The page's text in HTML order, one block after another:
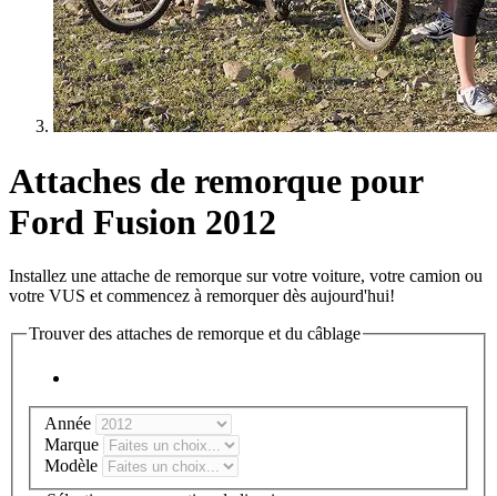
Attaches de remorque pour
Ford Fusion 2012
Installez une attache de remorque sur votre voiture, votre camion ou
votre VUS et commencez à remorquer dès aujourd'hui!
Trouver des attaches de remorque et du câblage
Année
Marque
Modèle